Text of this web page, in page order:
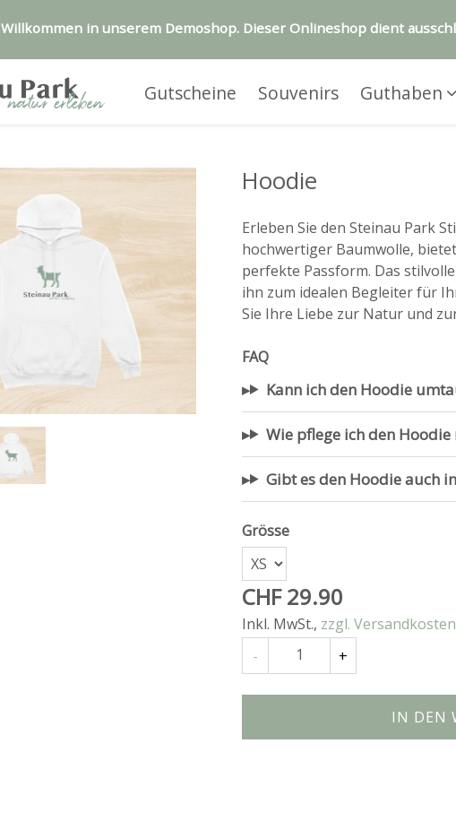
Willkommen in unserem Demoshop. Dieser Onlineshop dient
Gutscheine Souvenirs Guthaben
Hoodie
Erleben Sie den Steinau Park
hochwertiger Baumwolle,
perfekte Passform. Das
ihn zum idealen Begleiter für
Sie Ihre Liebe zur Natur und
FAQ
Kann ich den Hoodie
Wie pflege ich den Hoodie
Gibt es den Hoodie auch
Grösse
CHF 29.90
Inkl. MwSt., zzgl. Versandkosten
Anzahl
- +
IN DEN